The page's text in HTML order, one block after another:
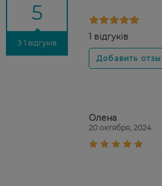
5
З 1 відгуків
1 відгуків
Олена
20 октября, 2024